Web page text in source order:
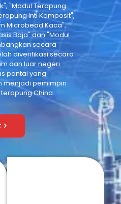
"Modul Terapung
Inti Komposit",
Microbead Kaca",
Baja" dan "Modul
secara
diverifikasi secara
dan luar negeri
pantai yang
menjadi pemimpin
China.